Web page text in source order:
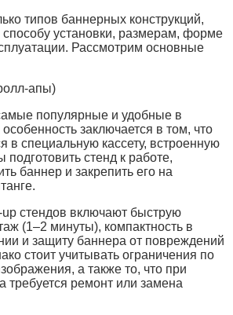
типов баннерных конструкций,
установки, размерам, форме
Рассмотрим основные
апы)
популярные и удобные в
заключается в том, что
в специальную кассету, встроенную
стенд к работе,
баннер и закрепить его на
стендов включают быструю
(1–2 минуты), компактность в
и защиту баннера от повреждений
стоит учитывать ограничения по
а также то, что при
требуется ремонт или замена